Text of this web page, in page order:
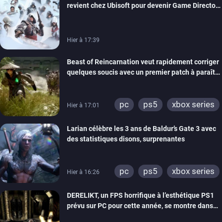
revient chez Ubisoft pour devenir Game Director
Hier à 17:39
Beast of Reincarnation veut rapidement corriger
quelques soucis avec un premier patch à paraître
Hier à 17:01 pc ps5 xbox series
Larian célèbre les 3 ans de Baldur’s Gate 3 avec
des statistiques disons, surprenantes
Hier à 16:26 pc ps5 xbox series
DERELIKT, un FPS horrifique à l’esthétique PS1
prévu sur PC pour cette année, se montre dans